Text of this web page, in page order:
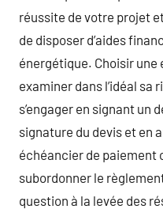
réussite de votre projet
de disposer d’aides
énergétique. Choisir
examiner dans l’idéal
s’engager en signant un
signature du devis et en
échéancier de paiement
subordonner le
question à la levée des